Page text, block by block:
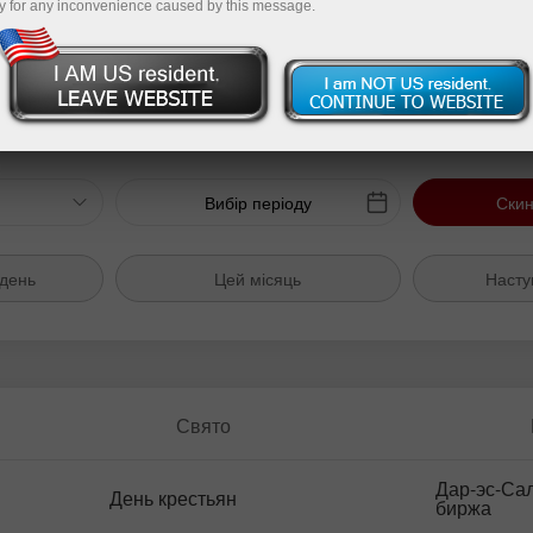
Вибір періоду
Цей місяць
Свято
День крестьян Дар-эс-
биржа
for any inconvenience caused by this message.